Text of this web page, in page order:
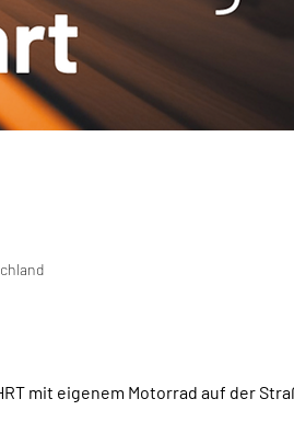
mit eigenem Motorrad auf der